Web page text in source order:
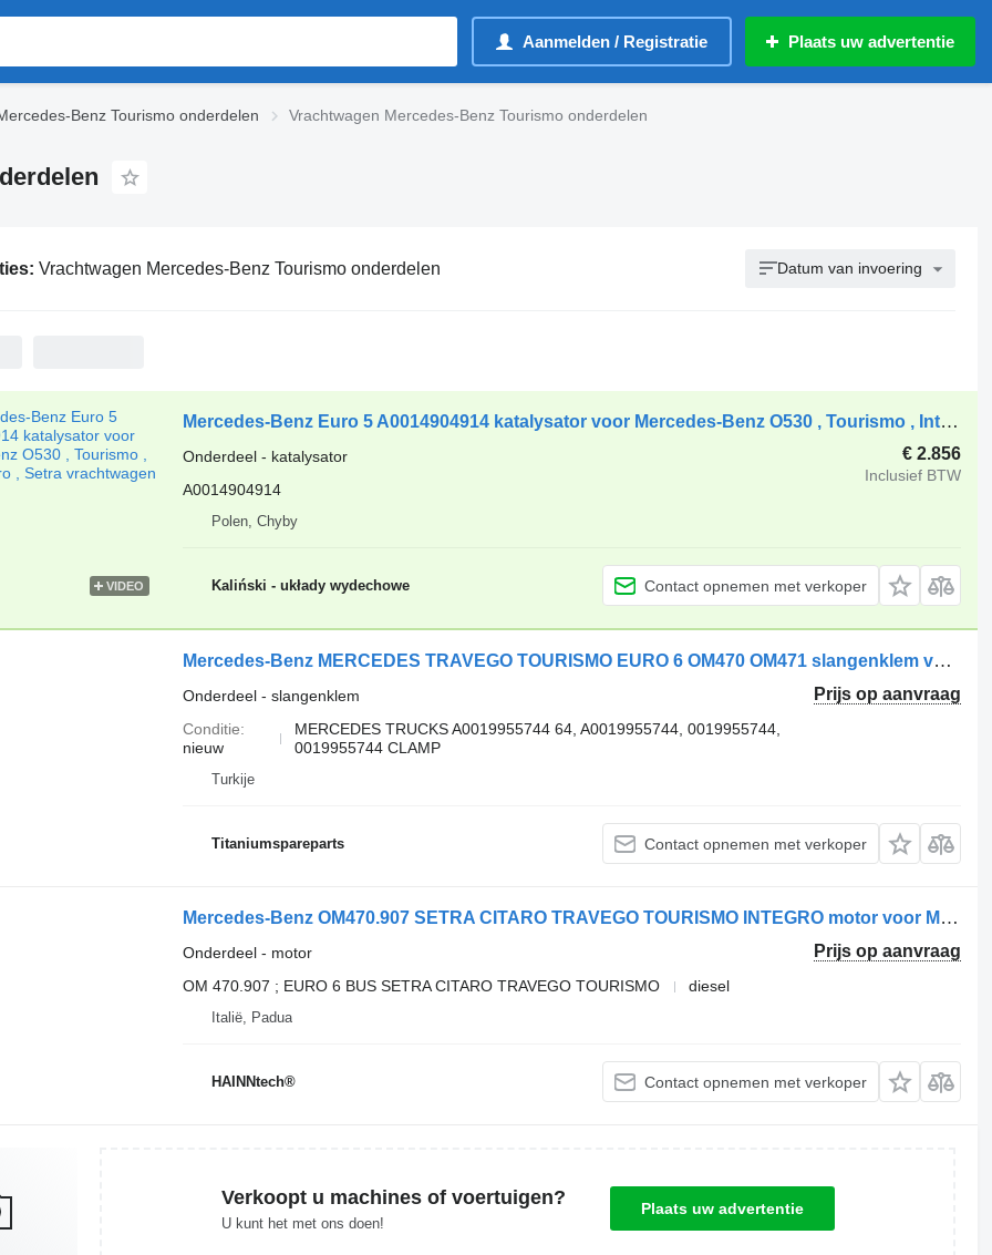
Aanmelden / Registratie Plaats uw advertentie
Benz Tourismo onderdelen Vrachtwagen Mercedes-Benz Tourismo onderdelen
Vrachtwagen Mercedes-Benz Tourismo onderdelen Datum van invoering
VIDEO
Mercedes-Benz Euro 5 A0014904914 katalysator voor Mercedes-Benz O530 , Tourismo , Integro , Intouro , Setra vrachtwagen
€ 2.856
Inclusief BTW
Onderdeel - katalysator
A0014904914
Polen, Chyby
Kaliński - układy wydechowe Contact opnemen met verkoper
Mercedes-Benz MERCEDES TRAVEGO TOURISMO EURO 6 OM470 OM471 slangenklem voor Mercedes-Benz MERCEDES TRAVEGO TOURISMO EURO 6 OM470 OM471 vrachtwagen
Prijs op aanvraag
Onderdeel - slangenklem
Conditie
nieuw
MERCEDES TRUCKS A0019955744 64, A0019955744, 0019955744,
0019955744 CLAMP
Turkije
Titaniumspareparts Contact opnemen met verkoper
Mercedes-Benz OM470.907 SETRA CITARO TRAVEGO TOURISMO INTEGRO motor voor Mercedes-Benz vrachtwagen
Prijs op aanvraag
Onderdeel - motor
OM 470.907 ; EURO 6 BUS SETRA CITARO TRAVEGO TOURISMO
diesel
Italië, Padua
HAINNtech® Contact opnemen met verkoper
Verkoopt u machines of voertuigen?
U kunt het met ons doen!
Plaats uw advertentie